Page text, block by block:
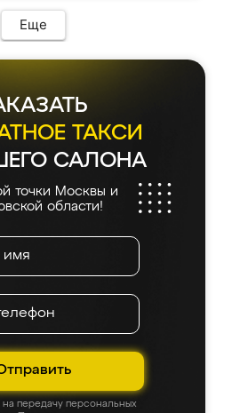
Еще
ТАКСИ
САЛОНА
точки Москвы и
области!
передачу персональных